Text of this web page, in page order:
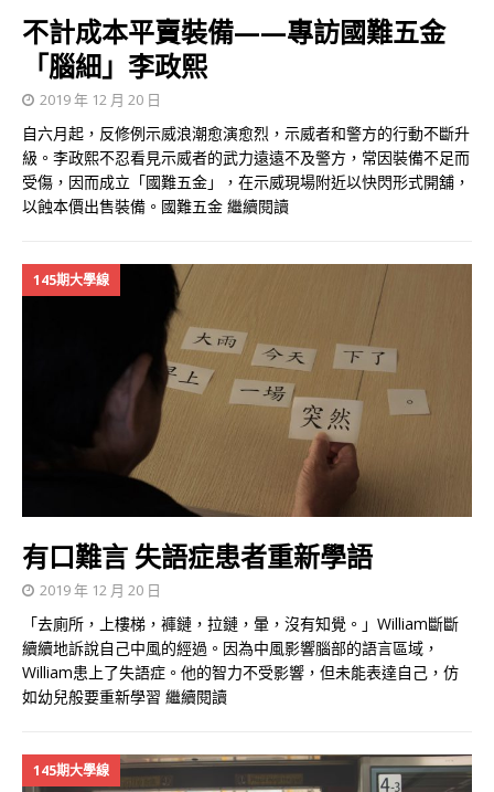
不計成本平賣裝備——專訪國難五金
「腦細」李政熙
2019 年 12 月 20 日
自六月起，反修例示威浪潮愈演愈烈，示威者和警方的行動不斷升
級。李政熙不忍看見示威者的武力遠遠不及警方，常因裝備不足而
受傷，因而成立「國難五金」，在示威現場附近以快閃形式開舖，
以蝕本價出售裝備。國難五金 繼續閱讀
145期大學線
有口難言 失語症患者重新學語
2019 年 12 月 20 日
「去廁所，上樓梯，褲鏈，拉鏈，暈，沒有知覺。」William斷斷
續續地訴說自己中風的經過。因為中風影響腦部的語言區域，
William患上了失語症。他的智力不受影響，但未能表達自己，仿
如幼兒般要重新學習 繼續閱讀
145期大學線